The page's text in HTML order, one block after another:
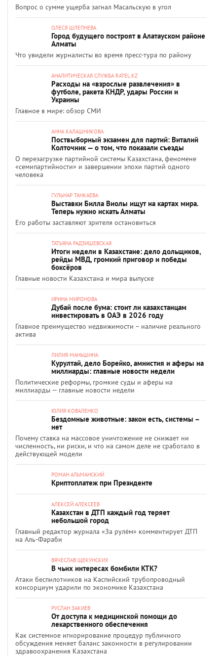
Вопрос о сумме ущерба загнал Масальскую в угол
ОЛЕСЯ ШЛЕПНЕВА
Город будущего построят в Алатауском районе
Алматы
Что увидели журналисты во время пресс-тура по району
АНАЛИТИЧЕСКАЯ СЛУЖБА RATEL.KZ
Расходы на «взрослые развлечения» в
футболе, ракета КНДР, удары России и
Украины
Главное в мире: обзор СМИ
АННА КАЛАШНИКОВА
Поствыборный экзамен для партий: Виталий
Колточник — о том, что показали съезды
О перезагрузке партийной системы Казахстана, феномене
«семипартийности» и завершении эпохи партий одного
человека
ГУЛЬНАР ТАНКАЕВА
Выставки Билла Виолы ищут на картах мира.
Теперь нужно искать Алматы
Его работы заставляют зрителя остановиться
ТАТЬЯНА РАДЗИШЕВСКАЯ
Итоги недели в Казахстане: дело дольщиков,
рейды МВД, громкий приговор и победы
боксёров
Главные новости Казахстана и мира выпуске
ИРИНА МИРОНОВА
Дубай после бума: стоит ли казахстанцам
инвестировать в ОАЭ в 2026 году
Главное преимущество недвижимости – наличие реального
актива
ЛИЛИЯ МАНЬШИНА
Курултай, дело Борейко, амнистия и аферы на
миллиарды: главные новости недели
Политические реформы, громкие суды и аферы на
миллиарды — главные новости недели
ЮЛИЯ КОВАЛЕНКО
Бездомные животные: закон есть, системы –
нет
Почему ставка на массовое уничтожение не снижает ни
численность, ни риски, и что на самом деле не сработало в
действующей модели
РОМАН АЛЬМАНСКИЙ
Криптоплатеж при Президенте
АЛЕКСЕЙ АЛЕКСЕЕВ
Казахстан в ДТП каждый год теряет
небольшой город
Главный редактор журнала «За рулём» комментирует ДТП
на Аль-Фараби
ВЯЧЕСЛАВ ЩЕКУНСКИХ
В чьих интересах бомбили КТК?
Атаки беспилотников на Каспийский трубопроводный
консорциум ударили по экономике Казахстана
РУСЛАН ЗАКИЕВ
От доступа к медицинской помощи до
лекарственного обеспечения
Как системное игнорирование процедур публичного
обсуждения меняет баланс законности в регулировании
здравоохранения Казахстана